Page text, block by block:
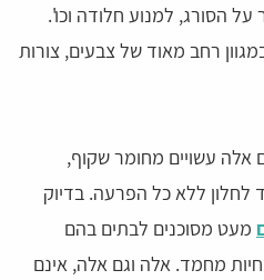
הסורג, למנוע חלודה וכו'.
רחב מאוד של צבעים, צורות
אלה עשויים מחומר שקוף,
ללא כל הפרעה. בדיוק
מעט מסוכנים לבתים בהם
מחמד. אלה וגם אלה, אינם